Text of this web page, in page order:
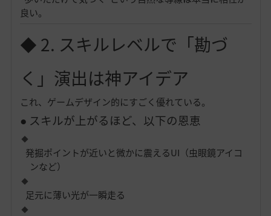
良い。
◆ 2. スキルレベルで「勘づ
く」演出は神アイデア
これ、ゲームデザイン的にすごく優れている。
● スキルが上がるほど、以下の恩恵
発掘ポイントが近いと微かに震えるUI（虫眼鏡アイコ
ンなど）
足元に薄い光が一瞬走る